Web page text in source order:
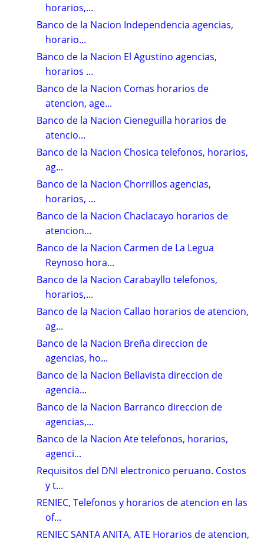
horarios,...
Banco de la Nacion Independencia agencias,
horario...
Banco de la Nacion El Agustino agencias,
horarios ...
Banco de la Nacion Comas horarios de
atencion, age...
Banco de la Nacion Cieneguilla horarios de
atencio...
Banco de la Nacion Chosica telefonos, horarios,
ag...
Banco de la Nacion Chorrillos agencias,
horarios, ...
Banco de la Nacion Chaclacayo horarios de
atencion...
Banco de la Nacion Carmen de La Legua
Reynoso hora...
Banco de la Nacion Carabayllo telefonos,
horarios,...
Banco de la Nacion Callao horarios de atencion,
ag...
Banco de la Nacion Breña direccion de
agencias, ho...
Banco de la Nacion Bellavista direccion de
agencia...
Banco de la Nacion Barranco direccion de
agencias,...
Banco de la Nacion Ate telefonos, horarios,
agenci...
Requisitos del DNI electronico peruano. Costos
y t...
RENIEC, Telefonos y horarios de atencion en las
of...
RENIEC SANTA ANITA, ATE Horarios de atencion,